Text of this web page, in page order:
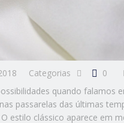
Categorias 0
quando falamos
passarelas das últimas
estilo clássico aparece em